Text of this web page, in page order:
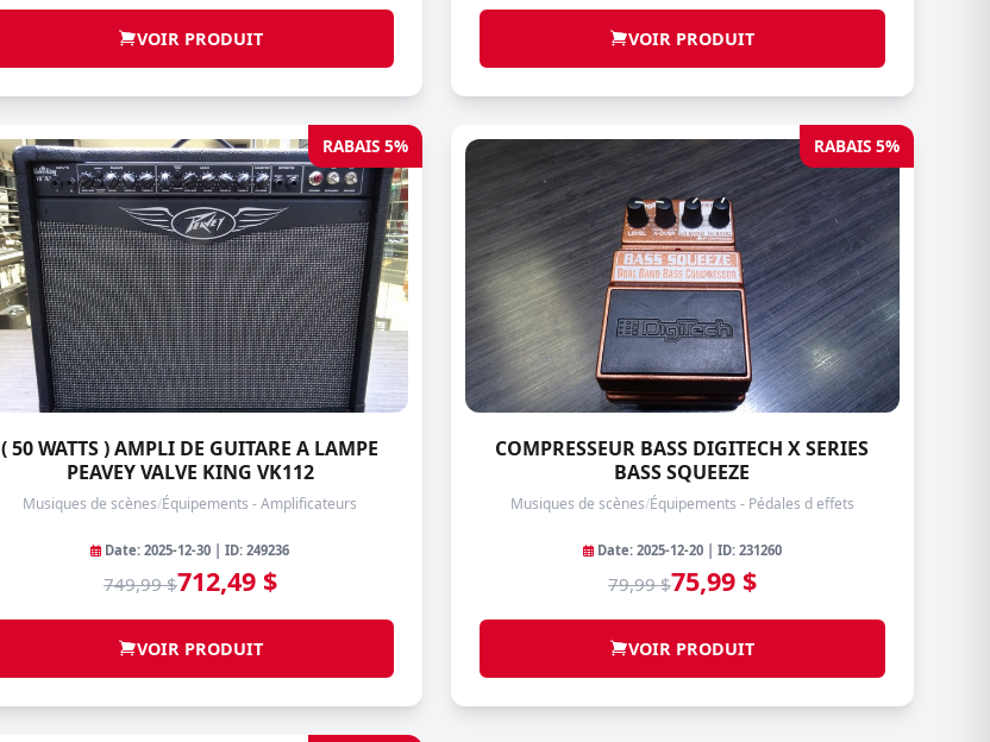
VOIR PRODUIT VOIR PRODUIT
RABAIS 5%
( 50 WATTS ) AMPLI DE GUITARE A LAMPE
PEAVEY VALVE KING VK112
Musiques de scènes/Équipements - Amplificateurs
Date: 2025-12-30 | ID: 249236
749,99 $712,49 $
VOIR PRODUIT
RABAIS 5%
COMPRESSEUR BASS DIGITECH X SERIES
BASS SQUEEZE
Musiques de scènes/Équipements - Pédales d effets
Date: 2025-12-20 | ID: 231260
79,99 $75,99 $
VOIR PRODUIT